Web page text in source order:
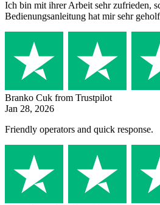
Ich bin mit ihrer Arbeit sehr zufrieden,
Bedienungsanleitung hat mir sehr
Branko Cuk from Trustpilot
Jan 28, 2026
Friendly operators and quick response.